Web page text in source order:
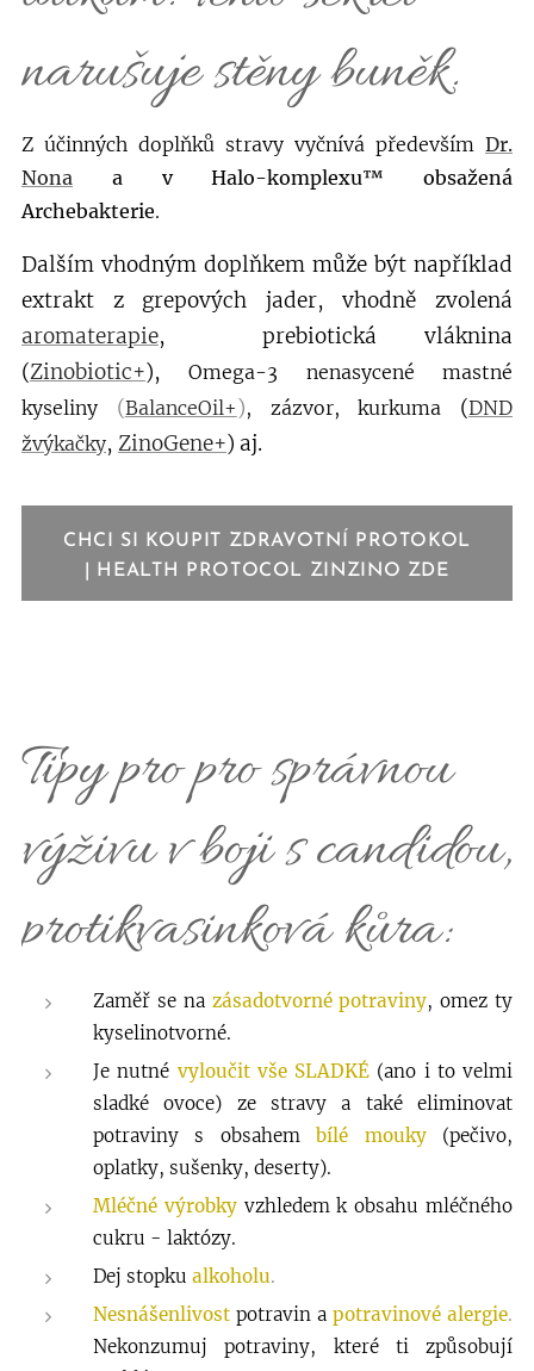
narušuje stěny buněk.
Z účinných doplňků stravy vyčnívá především Dr.
Nona
a v Halo-komplexu™ obsažená
Archebakterie.
Dalším vhodným doplňkem může být například
extrakt z grepových jader, vhodně zvolená
aromaterapie, prebiotická vláknina
(Zinobiotic+),Omega-3 nenasycené mastné
kyseliny (BalanceOil+), zázvor, kurkuma (DND
žvýkačky, ZinoGene+) aj.
CHCI SI KOUPIT ZDRAVOTNÍ PROTOKOL
| HEALTH PROTOCOL ZINZINO ZDE
Tipy pro pro správnou
výživu v boji s candidou,
protikvasinková kůra:
Zaměř se na zásadotvorné potraviny, omez ty
kyselinotvorné.
Je nutné vyloučit vše SLADKÉ (ano i to velmi
sladké ovoce) ze stravy a také eliminovat
potraviny s obsahembílé mouky
(pečivo,
oplatky, sušenky, deserty).
Mléčné výrobky vzhledem k obsahu mléčného
cukru - laktózy.
Dej stopku alkoholu.
Nesnášenlivost potravin a potravinové alergie.
Nekonzumuj potraviny, které ti způsobují